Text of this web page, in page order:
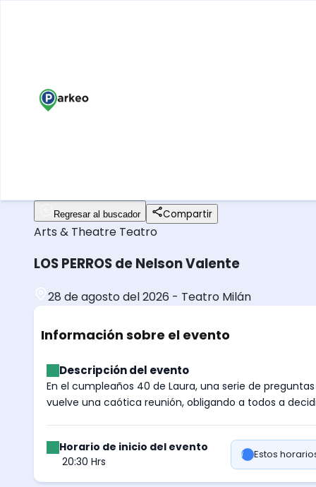
Regresar al buscador Compartir
Arts & Theatre Teatro
LOS PERROS de Nelson Valente
28 de agosto del 2026 - Teatro Milán
Información sobre el evento
Descripción del evento
En el cumpleaños 40 de Laura, una serie de
vuelve una caótica reunión, obligando a todos a
Horario de inicio del evento
20:30 Hrs
Estos